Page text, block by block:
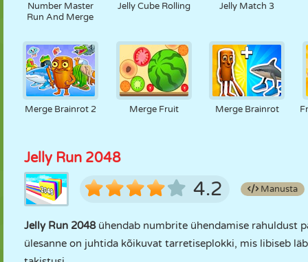
Number Master
Run And Merge
Jelly Cube Rolling Jelly Match 3
Merge Brainrot 2 Merge Fruit Merge Brainrot
Jelly Run 2048
4.2 Manusta
Jelly Run 2048ühendab numbrite ühendamise rahuldust
ülesanne on juhtida kõikuvat tarretiseplokki, mis libiseb